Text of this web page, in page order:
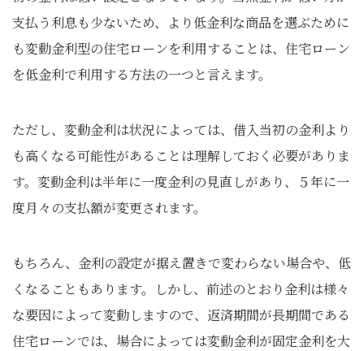
支払う利息も少ないため、より低金利な商品を選ぶために
も変動金利型の住宅ローンを利用することは、住宅ローン
を低金利で利用する方法の一つと言えます。
ただし、変動金利は状況によっては、借入当初の金利より
も高くなる可能性があることは理解しておく必要がありま
す。変動金利は半年に一度金利の見直しがあり、５年に一
度月々の支払額が変更されます。
もちろん、金利の設定が据え置きで変わらない場合や、低
くなることもあります。しかし、前述のとおり金利は様々
な要因によって変動しますので、返済期間が長期間である
住宅ローンでは、場合によっては変動金利が固定金利を大